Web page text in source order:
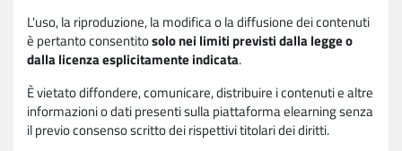
L'uso, la riproduzione, la modifica o la diffusione dei contenuti
è pertanto consentitosolo nei limiti previsti dalla legge o
dalla licenza esplicitamente indicata.
È vietato diffondere, comunicare, distribuire i contenuti e altre
informazioni o dati presenti sulla piattaforma elearning senza
il previo consenso scritto dei rispettivi titolari dei diritti.